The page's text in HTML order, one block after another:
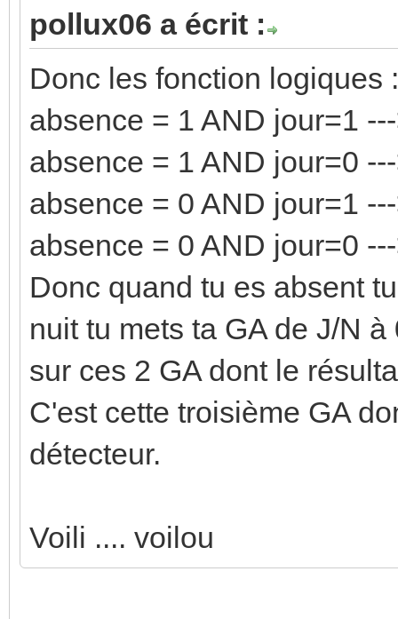
pollux06 a écrit :
Donc les fonction logiques :
absence = 1 AND jour=1
absence = 1 AND jour=0
absence = 0 AND jour=1
absence = 0 AND jour=0
Donc quand tu es absent
nuit tu mets ta GA de J/N
sur ces 2 GA dont le
C'est cette troisième GA
détecteur.
Voili .... voilou